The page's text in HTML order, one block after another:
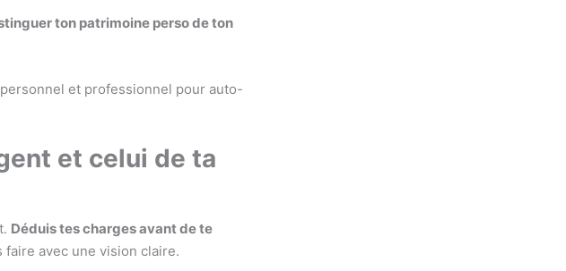
ton patrimoine perso de ton
et celui de ta
Déduis tes charges avant de te
faire avec une vision claire.